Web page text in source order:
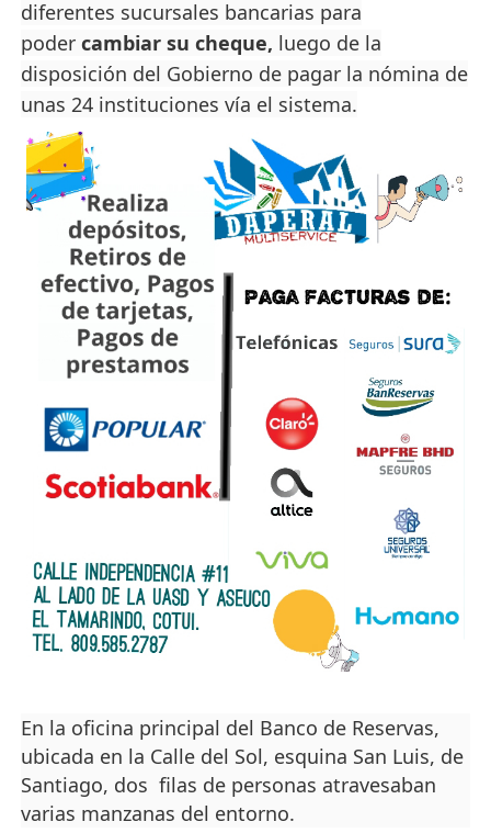
diferentes sucursales bancarias para
podercambiar su cheque, luego de la
disposición del Gobierno de pagar la nómina de
unas 24 instituciones vía el sistema.
En la oficina principal del Banco de Reservas,
ubicada en la Calle del Sol, esquina San Luis, de
Santiago, dos filas de personas atravesaban
varias manzanas del entorno.